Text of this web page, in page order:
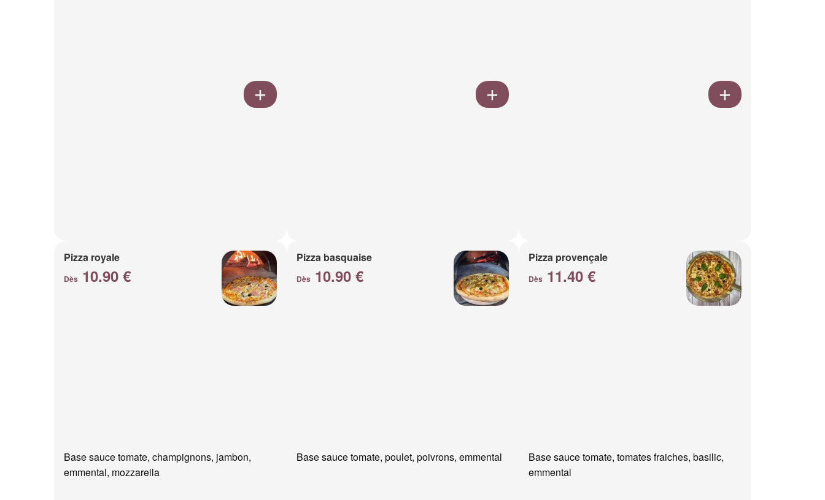
Pizza royale
Dès 10.90 €
Base sauce tomate, champignons, jambon,
emmental, mozzarella
Pizza basquaise
Dès 10.90 €
Base sauce tomate, poulet, poivrons, emmental
Pizza provençale
Dès 11.40 €
Base sauce tomate, tomates fraiches, basilic,
emmental